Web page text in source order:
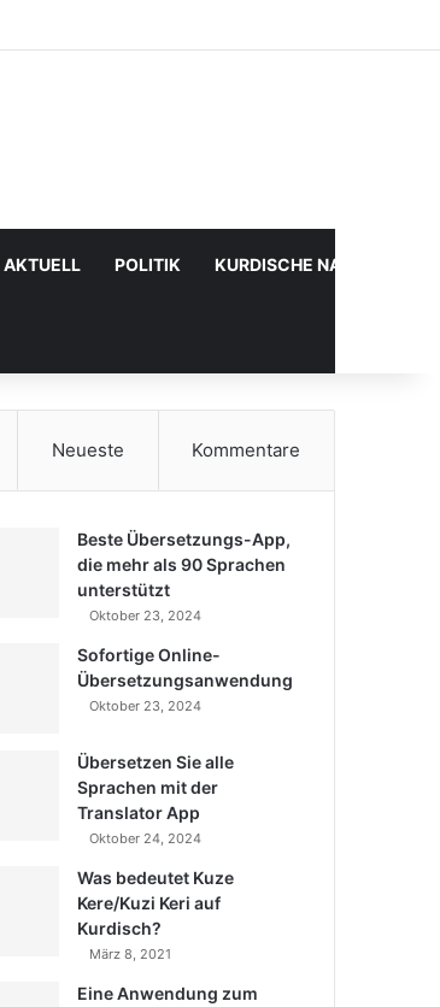
AKTUELL POLITIK KURDISCHE
Neueste Kommentare
Beste Übersetzungs-App,
die mehr als 90 Sprachen
unterstützt
Oktober 23, 2024
Sofortige Online-
Übersetzungsanwendung
Oktober 23, 2024
Übersetzen Sie alle
Sprachen mit der
Translator App
Oktober 24, 2024
Was bedeutet Kuze
Kere/Kuzi Keri auf
Kurdisch?
März 8, 2021
Eine Anwendung zum